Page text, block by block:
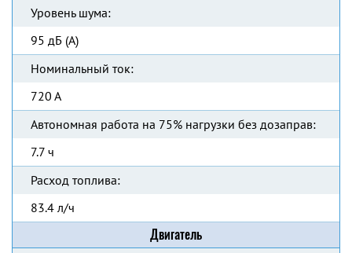
Уровень шума:
95 дБ (А)
Номинальный ток:
720 А
Автономная работа на 75% нагрузки без дозаправ:
7.7 ч
Расход топлива:
83.4 л/ч
Двигатель